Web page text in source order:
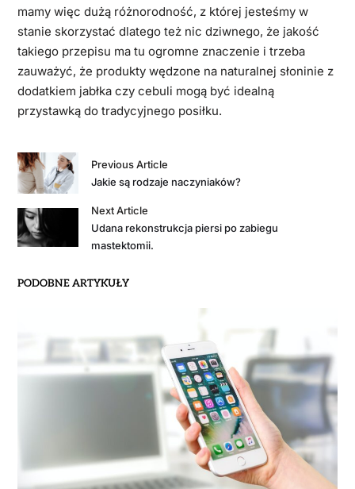
mamy więc dużą różnorodność, z której jesteśmy w
stanie skorzystać dlatego też nic dziwnego, że jakość
takiego przepisu ma tu ogromne znaczenie i trzeba
zauważyć, że produkty wędzone na naturalnej słoninie z
dodatkiem jabłka czy cebuli mogą być idealną
przystawką do tradycyjnego posiłku.
Previous Article
Jakie są rodzaje naczyniaków?
Next Article
Udana rekonstrukcja piersi po zabiegu
mastektomii.
PODOBNE ARTYKUŁY